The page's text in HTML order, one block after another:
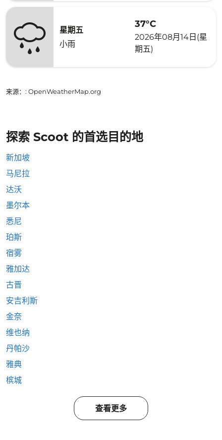
星期五
小雨
37°C
2026年08月14日(星
期五)
来源： : OpenWeatherMap.org
探索 Scoot 的首选目的地
新加坡
马尼拉
达沃
墨尔本
悉尼
珀斯
宿雾
雅加达
古晋
安吉利斯
金奈
维也纳
丹帕沙
雅典
槟城
查看更多